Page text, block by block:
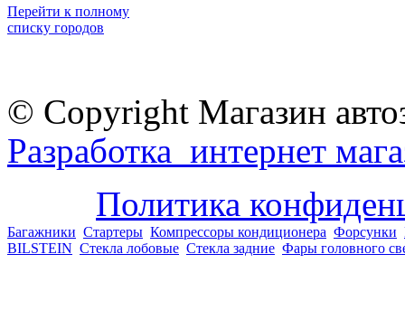
Перейти к полному
списку городов
© Copyright Магазин
Разработка интернет
Политика
Багажники Стартеры Компрессоры кондиционера Форсунки
BILSTEIN Стекла лобовые Стекла задние Фары головного